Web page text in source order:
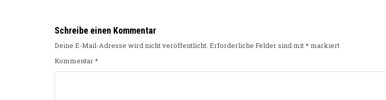
Schreibe einen Kommentar
Deine E-Mail-Adresse wird nicht veröffentlicht. Erforderliche Felder sind mit* markiert
Kommentar*